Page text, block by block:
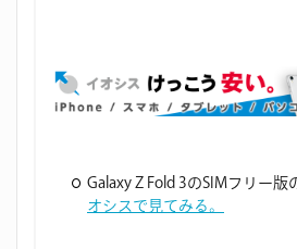
Galaxy Z Fold 3のSIMフリー版
オシスで見てみる。